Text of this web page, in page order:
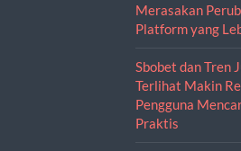
Merasakan
Platform yang
Sbobet dan Tren
Terlihat Makin
Pengguna
Praktis